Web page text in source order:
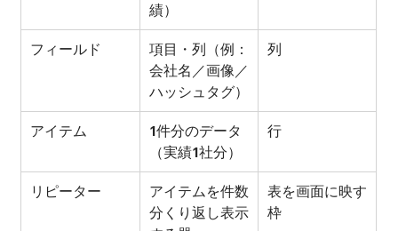
績）
フィールド
項目・列（例：
会社名／画像／
ハッシュタグ）
列
アイテム
1件分のデータ
（実績1社分）
行
リピーター
アイテムを件数
分くり返し表示
表を画面に映す
枠